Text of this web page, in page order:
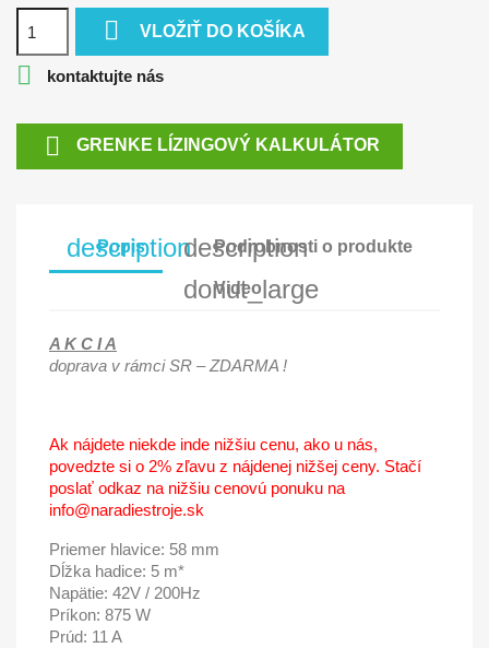
 VLOŽIŤ DO KOŠÍKA
 kontaktujte nás
 GRENKE LÍZINGOVÝ KALKULÁTOR
description
Popis description
Podrobnosti o produkte
donut_large
Video
A K C I A
doprava v rámci SR – ZDARMA !
Ak nájdete niekde inde nižšiu cenu, ako u nás,
povedzte si o 2% zľavu z nájdenej nižšej ceny. Stačí
poslať odkaz na nižšiu cenovú ponuku na
info@naradiestroje.sk
Priemer hlavice: 58 mm
Dĺžka hadice: 5 m*
Napätie: 42V / 200Hz
Príkon: 875 W
Prúd: 11 A